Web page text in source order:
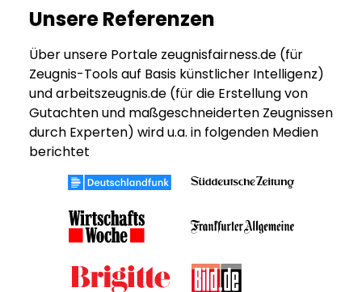
Unsere Referenzen
Über unsere Portale zeugnisfairness.de (für
Zeugnis-Tools auf Basis künstlicher Intelligenz)
und arbeitszeugnis.de (für die Erstellung von
Gutachten und maßgeschneiderten Zeugnissen
durch Experten) wird u.a. in folgenden Medien
berichtet